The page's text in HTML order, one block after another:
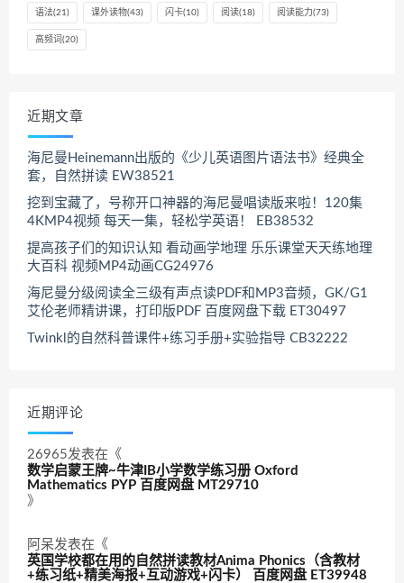
语法(21) 课外读物(43) 闪卡(10) 阅读(18) 阅读能力 (73)
高频词 (20)
近期文章
海尼曼Heinemann出版的《少儿英语图片语法书》经典全
套，自然拼读 EW38521
挖到宝藏了，号称开口神器的海尼曼唱读版来啦！120集
4KMP4视频 每天一集，轻松学英语！ EB38532
提高孩子们的知识认知 看动画学地理 乐乐课堂天天练地理
大百科 视频MP4动画CG24976
海尼曼分级阅读全三级有声点读PDF和MP3音频，GK/G1
艾伦老师精讲课，打印版PDF 百度网盘下载 ET30497
Twinkl的自然科普课件+练习手册+实验指导 CB32222
近期评论
26965发表在《
数学启蒙王牌~牛津IB小学数学练习册 Oxford
Mathematics PYP 百度网盘 MT29710
》
阿呆发表在《
英国学校都在用的自然拼读教材Anima Phonics（含教材
+练习纸+精美海报+互动游戏+闪卡） 百度网盘 ET39948